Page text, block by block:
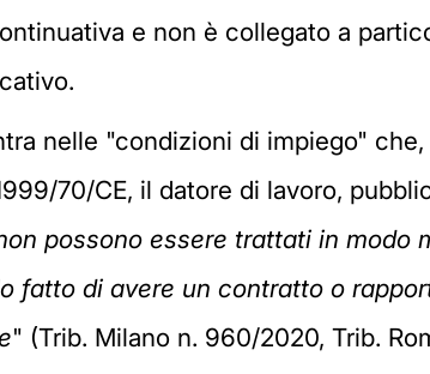
e non è collegato a
nelle "condizioni di impiego"
70/CE, il datore di lavoro,
possono essere trattati in modo
fatto di avere un contratto o
" (Trib. Milano n. 960/2020, Trib.